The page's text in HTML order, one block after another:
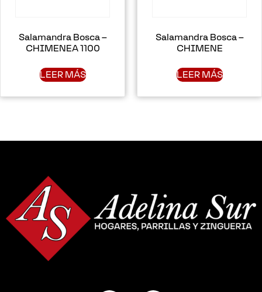
Salamandra Bosca –
CHIMENEA 1100
LEER MÁS
Salamandra Bosca –
CHIMENE
LEER MÁS